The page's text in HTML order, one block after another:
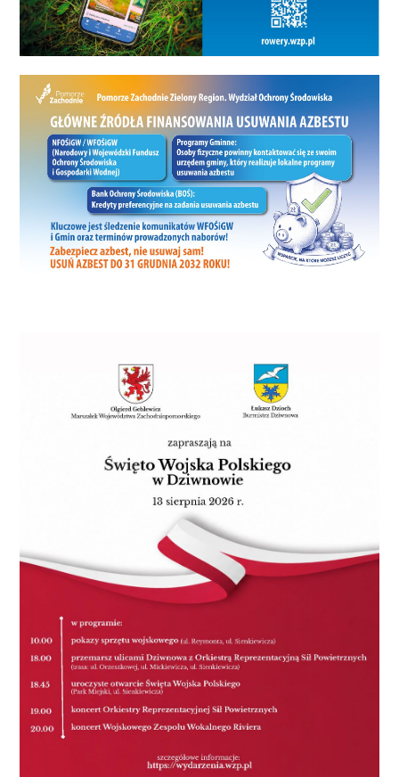
z Iron Wares, Alfa Trans z Grubik
Team, TFC Białogard z
beniaminkiem Drużyną A i Wind
Dywizji bardzo udany start
zanotowała nowa drużyna ze
Słupska EKP Squad, która po
wyrównanej grze okazała się
lepsza od PS Pożarnej. B-elka w
pierwszym rozdaniu pokazała
moc gromiąc Outsiders i wydaje
się jednym z faworytów II Dywizji.
Transfer.pl ogrywając AZS Fans
Weterans oraz Fasolki będące
lepsze od Basketu Tepro S.A. W
najbliższy weekend kolejne ekipy
otworzą nowy sezon i na pewno
każda będzie chciała zacząć od
wygranej. Najciekawiej zapowiada
się pojedynek w Ekstralidze
pomiędzy i4 Development/
Świętoń i Zespołem Pieśni i Tańca.
EKSTRALIGA i4
CHŁOPAKI Z SĄSIEDZTWA 60:62
(17:10; 13:23; 6:11; 24:18;) i4
DEVELOPMENT/ŚWIĘTOŃ : P.
Bogdan 24 (5), W. Pstrągowski 11,
A. Kowalczuk 9 (1), P. Polek 8 (2),
Ł. Wróbel 4, P. Sokołowski 4, M.